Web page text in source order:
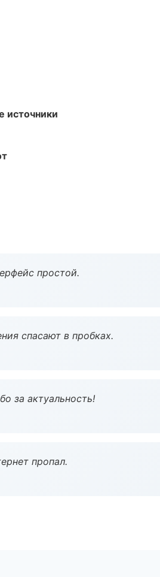
источники
простой.
спасают в пробках.
за актуальность!
пропал.